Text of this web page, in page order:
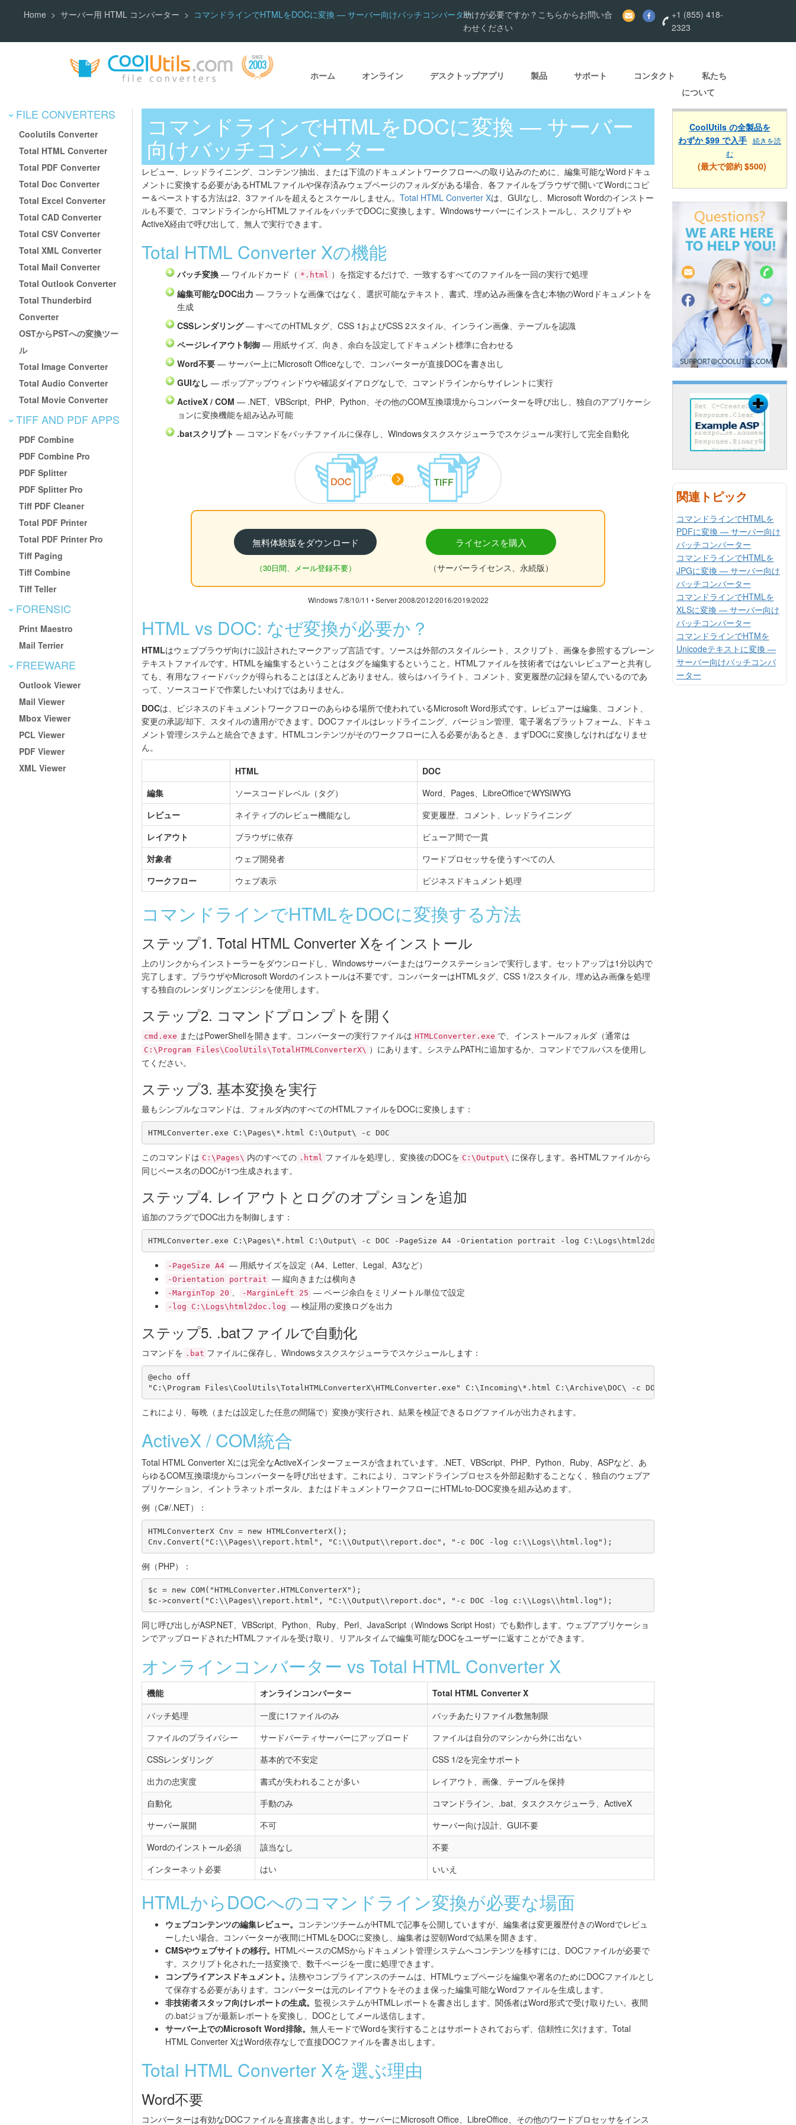
Home サーバー用 HTML コンバーター コマンドラインでHTMLをDOCに変換 — サーバー向けバッチコンバーター助けが必要ですか？こちらからお問い合
わせください
+1 (855) 418-
2323
ホーム オンライン デスクトップアプリ 製品 サポート コンタクト
私たち
について
FILE CONVERTERS
Coolutils Converter
Total HTML Converter
Total PDF Converter
Total Doc Converter
Total Excel Converter
Total CAD Converter
Total CSV Converter
Total XML Converter
Total Mail Converter
Total Outlook Converter
Total Thunderbird
Converter
OSTからPSTへの変換ツー
ル
Total Image Converter
Total Audio Converter
Total Movie Converter
TIFF AND PDF APPS
PDF Combine
PDF Combine Pro
PDF Splitter
PDF Splitter Pro
Tiff PDF Cleaner
Total PDF Printer
Total PDF Printer Pro
Tiff Paging
Tiff Combine
Tiff Teller
FORENSIC
Print Maestro
Mail Terrier
FREEWARE
Outlook Viewer
Mail Viewer
Mbox Viewer
PCL Viewer
PDF Viewer
XML Viewer
コマンドラインでHTMLをDOCに変換 — サーバー
向けバッチコンバーター
レビュー、レッドライニング、コンテンツ抽出、または下流のドキュメントワークフローへの取り込みのために、編集可能なWordドキュ
メントに変換する必要があるHTMLファイルや保存済みウェブページのフォルダがある場合、各ファイルをブラウザで開いてWordにコピ
ー＆ペーストする方法は2、3ファイルを超えるとスケールしません。 Total HTML Converter Xは、GUIなし、Microsoft Wordのインストー
ルも不要で、コマンドラインからHTMLファイルをバッチでDOCに変換します。Windowsサーバーにインストールし、スクリプトや
ActiveX経由で呼び出して、無人で実行できます。
Total HTML Converter Xの機能
バッチ変換 — ワイルドカード（ *.html ）を指定するだけで、一致するすべてのファイルを一回の実行で処理
編集可能なDOC出力 — フラットな画像ではなく、選択可能なテキスト、書式、埋め込み画像を含む本物のWordドキュメントを
生成
CSSレンダリング— すべてのHTMLタグ、CSS 1およびCSS 2スタイル、インライン画像、テーブルを認識
ページレイアウト制御 — 用紙サイズ、向き、余白を設定してドキュメント標準に合わせる
Word不要 — サーバー上にMicrosoft Officeなしで、コンバーターが直接DOCを書き出し
GUIなし — ポップアップウィンドウや確認ダイアログなしで、コマンドラインからサイレントに実行
ActiveX / COM — .NET、VBScript、PHP、Python、その他のCOM互換環境からコンバーターを呼び出し、独自のアプリケーシ
ョンに変換機能を組み込み可能
.batスクリプト — コマンドをバッチファイルに保存し、Windowsタスクスケジューラでスケジュール実行して完全自動化
無料体験版をダウンロード
（30日間、メール登録不要）
ライセンスを購入
（サーバーライセンス、永続版）
Windows 7/8/10/11 • Server 2008/2012/2016/2019/2022
HTML vs DOC: なぜ変換が必要か？
HTMLはウェブブラウザ向けに設計されたマークアップ言語です。ソースは外部のスタイルシート、スクリプト、画像を参照するプレーン
テキストファイルです。HTMLを編集するということはタグを編集するということ。HTMLファイルを技術者ではないレビュアーと共有し
ても、有用なフィードバックが得られることはほとんどありません。彼らはハイライト、コメント、変更履歴の記録を望んでいるのであ
って、ソースコードで作業したいわけではありません。
DOCは、ビジネスのドキュメントワークフローのあらゆる場所で使われているMicrosoft Word形式です。レビュアーは編集、コメント、
変更の承認/却下、スタイルの適用ができます。DOCファイルはレッドライニング、バージョン管理、電子署名プラットフォーム、ドキュ
メント管理システムと統合できます。HTMLコンテンツがそのワークフローに入る必要があるとき、まずDOCに変換しなければなりませ
ん。
HTML
DOC
編集
ソースコードレベル（タグ）
Word、Pages、LibreOfficeでWYSIWYG
レビュー
ネイティブのレビュー機能なし
変更履歴、コメント、レッドライニング
レイアウト
ブラウザに依存
ビューア間で一貫
対象者
ウェブ開発者
ワードプロセッサを使うすべての人
ワークフロー
ウェブ表示 ビジネスドキュメント処理
コマンドラインでHTMLをDOCに変換する方法
ステップ1. Total HTML Converter Xをインストール
上のリンクからインストーラーをダウンロードし、Windowsサーバーまたはワークステーションで実行します。セットアップは1分以内で
完了します。ブラウザやMicrosoft Wordのインストールは不要です。コンバーターはHTMLタグ、CSS 1/2スタイル、埋め込み画像を処理
する独自のレンダリングエンジンを使用します。
ステップ2. コマンドプロンプトを開く
cmd.exe またはPowerShellを開きます。コンバーターの実行ファイルは HTMLConverter.exe で、インストールフォルダ（通常は
C:\Program Files\CoolUtils\TotalHTMLConverterX\ ）にあります。システムPATHに追加するか、コマンドでフルパスを使用し
てください。
ステップ3. 基本変換を実行
最もシンプルなコマンドは、フォルダ内のすべてのHTMLファイルをDOCに変換します：
HTMLConverter.exe C:\Pages\*.html C:\Output\ -c DOC
このコマンドは C:\Pages\ 内のすべての .html ファイルを処理し、変換後のDOCを C:\Output\ に保存します。各HTMLファイルから
同じベース名のDOCが1つ生成されます。
ステップ4. レイアウトとログのオプションを追加
追加のフラグでDOC出力を制御します：
HTMLConverter.exe C:\Pages\*.html C:\Output\ -c DOC -PageSize A4 -Orientation portrait -log C:\Logs\html2doc.log
-PageSize A4 — 用紙サイズを設定（A4、Letter、Legal、A3など）
-Orientation portrait — 縦向きまたは横向き
-MarginTop 20 、 -MarginLeft 25 — ページ余白をミリメートル単位で設定
-log C:\Logs\html2doc.log — 検証用の変換ログを出力
ステップ5. .batファイルで自動化
コマンドを .bat ファイルに保存し、Windowsタスクスケジューラでスケジュールします：
@echo off
これにより、毎晩（または設定した任意の間隔で）変換が実行され、結果を検証できるログファイルが出力されます。
ActiveX / COM統合
Total HTML Converter Xには完全なActiveXインターフェースが含まれています。.NET、VBScript、PHP、Python、Ruby、ASPなど、あ
らゆるCOM互換環境からコンバーターを呼び出せます。これにより、コマンドラインプロセスを外部起動することなく、独自のウェブア
プリケーション、イントラネットポータル、またはドキュメントワークフローにHTML-to-DOC変換を組み込めます。
例（C#/.NET）：
HTMLConverterX Cnv = new HTMLConverterX();
Cnv.Convert("C:\\Pages\\report.html", "C:\\Output\\report.doc", "-c DOC -log c:\\Logs\\html.log");
例（PHP）：
$c = new COM("HTMLConverter.HTMLConverterX");
$c->convert("C:\\Pages\\report.html", "C:\\Output\\report.doc", "-c DOC -log c:\\Logs\\html.log");
同じ呼び出しがASP.NET、VBScript、Python、Ruby、Perl、JavaScript（Windows Script Host）でも動作します。ウェブアプリケーショ
ンでアップロードされたHTMLファイルを受け取り、リアルタイムで編集可能なDOCをユーザーに返すことができます。
オンラインコンバーター vs Total HTML Converter X
機能 オンラインコンバーター
Total HTML Converter X
バッチ処理
一度に1ファイルのみ
バッチあたりファイル数無制限
ファイルのプライバシー
サードパーティサーバーにアップロード
ファイルは自分のマシンから外に出ない
CSSレンダリング
基本的で不安定
CSS 1/2を完全サポート
出力の忠実度
書式が失われることが多い
レイアウト、画像、テーブルを保持
自動化
手動のみ
コマンドライン、.bat、タスクスケジューラ、ActiveX
サーバー展開
不可
サーバー向け設計、GUI不要
Wordのインストール必須
該当なし
不要
インターネット必要
はい いいえ
HTMLからDOCへのコマンドライン変換が必要な場面
ウェブコンテンツの編集レビュー。 コンテンツチームがHTMLで記事を公開していますが、編集者は変更履歴付きのWordでレビュ
ーしたい場合。コンバーターが夜間にHTMLをDOCに変換し、編集者は翌朝Wordで結果を開きます。
CMSやウェブサイトの移行。 HTMLベースのCMSからドキュメント管理システムへコンテンツを移すには、DOCファイルが必要で
す。スクリプト化された一括変換で、数千ページを一度に処理できます。
コンプライアンスドキュメント。 法務やコンプライアンスのチームは、HTMLウェブページを編集や署名のためにDOCファイルとし
て保存する必要があります。コンバーターは元のレイアウトをそのまま保った編集可能なWordファイルを生成します。
非技術者スタッフ向けレポートの生成。 監視システムがHTMLレポートを書き出します。関係者はWord形式で受け取りたい。夜間
の.batジョブが最新レポートを変換し、DOCとしてメール送信します。
サーバー上でのMicrosoft Word排除。 無人モードでWordを実行することはサポートされておらず、信頼性に欠けます。Total
HTML Converter XはWord依存なしで直接DOCファイルを書き出します。
Total HTML Converter Xを選ぶ理由
Word不要
コンバーターは有効なDOCファイルを直接書き出します。サーバーにMicrosoft Office、LibreOffice、その他のワードプロセッサをインス
CoolUtils の全製品を
わずか $99 で入手 続きを読
む
(最大で節約 $500)
関連トピック
コマンドラインでHTMLを
PDFに変換 — サーバー向け
バッチコンバーター
コマンドラインでHTMLを
JPGに変換 — サーバー向け
バッチコンバーター
コマンドラインでHTMLを
XLSに変換 — サーバー向け
バッチコンバーター
コマンドラインでHTMを
Unicodeテキストに変換 —
サーバー向けバッチコンバ
ーター